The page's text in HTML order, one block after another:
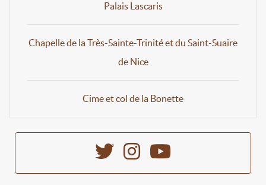
Palais Lascaris
Chapelle de la Très-Sainte-Trinité et du Saint-Suaire
de Nice
Cime et col de la Bonette